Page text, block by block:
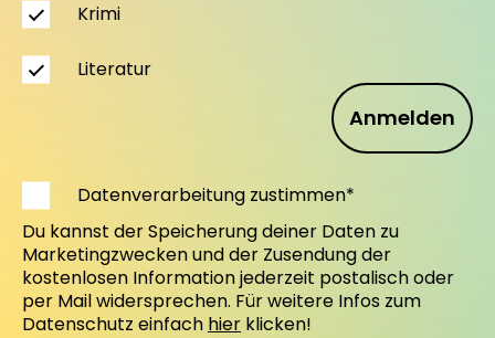
Anmelden
Krimi
Literatur
Datenverarbeitung zustimmen*
Du kannst der Speicherung deiner Daten zu
Marketingzwecken und der Zusendung der
kostenlosen Information jederzeit postalisch oder
per Mail widersprechen. Für weitere Infos zum
Datenschutz einfach hier klicken!